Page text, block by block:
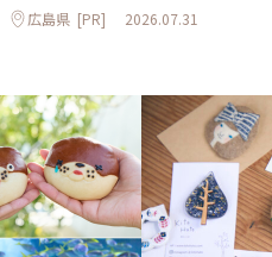
広島県 [PR] 2026.07.31